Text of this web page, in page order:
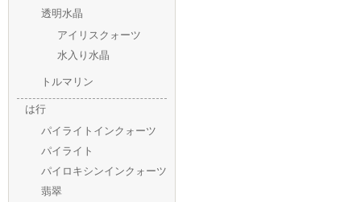
透明水晶
アイリスクォーツ
水入り水晶
トルマリン
は行
パイライトインクォーツ
パイライト
パイロキシンインクォーツ
翡翠